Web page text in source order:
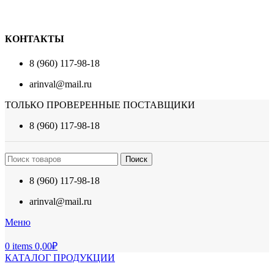
КОНТАКТЫ
8 (960) 117-98-18
arinval@mail.ru
ТОЛЬКО ПРОВЕРЕННЫЕ ПОСТАВЩИКИ
8 (960) 117-98-18
Поиск
8 (960) 117-98-18
arinval@mail.ru
Меню
0 items 0,00₽
КАТАЛОГ ПРОДУКЦИИ